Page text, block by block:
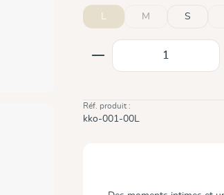
M S
Quantité de
Réf. produit :
kko-001-00L